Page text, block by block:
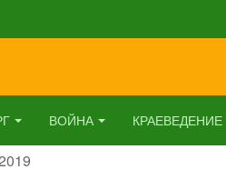
ВОЙНА КРАЕВЕДЕНИЕ